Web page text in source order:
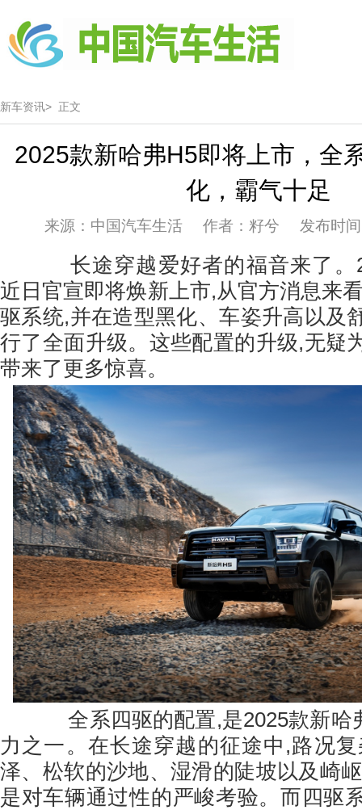
新车资讯> 正文
2025款新哈弗H5即将上市，全
化，霸气十足
来源：中国汽车生活 作者：籽兮 发布时间
长途穿越爱好者的福音来了。
近日官宣即将焕新上市,从官方消息来
驱系统,并在造型黑化、车姿升高以及
行了全面升级。这些配置的升级,无疑
带来了更多惊喜。
全系四驱的配置,是2025款新哈
力之一。在长途穿越的征途中,路况
泽、松软的沙地、湿滑的陡坡以及崎
是对车辆通过性的严峻考验。而四驱